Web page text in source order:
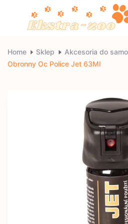
Ekstra-
zoo
Home Sklep Akcesoria do
Obronny Oc Police Jet 63Ml